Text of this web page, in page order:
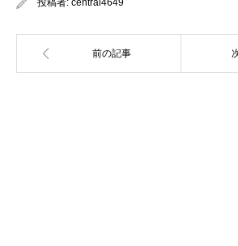
投稿者: central4649